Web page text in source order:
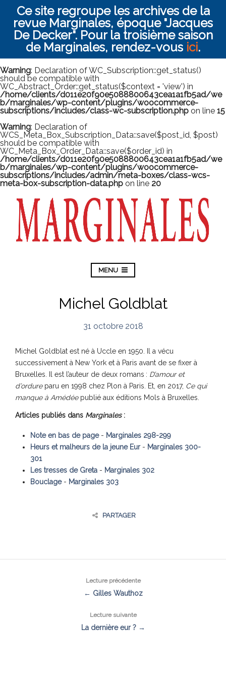
Ce site regroupe les archives de la
revue Marginales, époque "Jacques
De Decker". Pour la troisième saison
de Marginales, rendez-vous ici.
Warning: Declaration of WC_Subscription::get_status()
should be compatible with
WC_Abstract_Order::get_status($context = 'view') in
/home/clients/d011e20f90e5088800643cea1a1fb5ad/we
b/marginales/wp-content/plugins/woocommerce-
subscriptions/includes/class-wc-subscription.php on line 15
Warning: Declaration of
WCS_Meta_Box_Subscription_Data::save($post_id, $post)
should be compatible with
WC_Meta_Box_Order_Data::save($order_id) in
/home/clients/d011e20f90e5088800643cea1a1fb5ad/we
b/marginales/wp-content/plugins/woocommerce-
subscriptions/includes/admin/meta-boxes/class-wcs-
meta-box-subscription-data.php on line 20
MENU
Michel Goldblat
31 octobre 2018
Michel Goldblat est né à Uccle en 1950. Il a vécu
successivement à New York et à Paris avant de se fixer à
Bruxelles. Il est l’auteur de deux romans : D’amour et
d’ordureparu en 1998 chez Plon à Paris. Et, en 2017, Ce qui
manque à Amédéepublié aux éditions Mols à Bruxelles.
Articles publiés dans Marginales:
Note en bas de page- Marginales 298-299
Heurs et malheurs de la jeune Eur- Marginales 300-
301
Les tresses de Greta- Marginales 302
Bouclage- Marginales 303
PARTAGER
Lecture précédente
← Gilles Wauthoz
Lecture suivante
La dernière eur ? →